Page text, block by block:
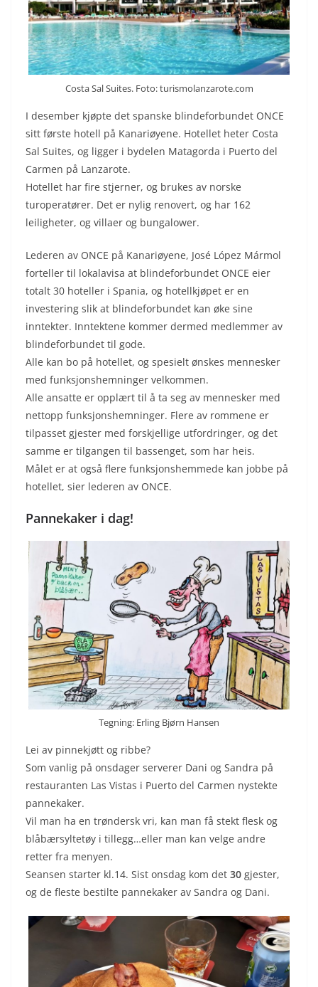
Costa Sal Suites. Foto: turismolanzarote.com
I desember kjøpte det spanske blindeforbundet ONCE
sitt første hotell på Kanariøyene. Hotellet heter Costa
Sal Suites, og ligger i bydelen Matagorda i Puerto del
Carmen på Lanzarote.
Hotellet har fire stjerner, og brukes av norske
turoperatører. Det er nylig renovert, og har 162
leiligheter, og villaer og bungalower.
Lederen av ONCE på Kanariøyene, José López Mármol
forteller til lokalavisa at blindeforbundet ONCE eier
totalt 30 hoteller i Spania, og hotellkjøpet er en
investering slik at blindeforbundet kan øke sine
inntekter. Inntektene kommer dermed medlemmer av
blindeforbundet til gode.
Alle kan bo på hotellet, og spesielt ønskes mennesker
med funksjonshemninger velkommen.
Alle ansatte er opplært til å ta seg av mennesker med
nettopp funksjonshemninger. Flere av rommene er
tilpasset gjester med forskjellige utfordringer, og det
samme er tilgangen til bassenget, som har heis.
Målet er at også flere funksjonshemmede kan jobbe på
hotellet, sier lederen av ONCE.
Pannekaker i dag!
Tegning: Erling Bjørn Hansen
Lei av pinnekjøtt og ribbe?
Som vanlig på onsdager serverer Dani og Sandra på
restauranten Las Vistas i Puerto del Carmen nystekte
pannekaker.
Vil man ha en trøndersk vri, kan man få stekt flesk og
blåbærsyltetøy i tillegg…eller man kan velge andre
retter fra menyen.
Seansen starter kl.14. Sist onsdag kom det 30 gjester,
og de fleste bestilte pannekaker av Sandra og Dani.